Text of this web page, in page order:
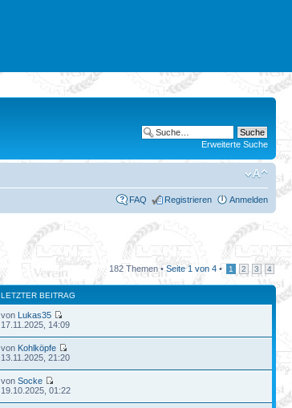
Erweiterte Suche
FAQ Registrieren Anmelden
182 Themen • Seite 1 von 4 • 1 2 3 4
LETZTER BEITRAG
von Lukas35
17.11.2025, 14:09
von Kohlköpfe
13.11.2025, 21:20
vonSocke
19.10.2025, 01:22